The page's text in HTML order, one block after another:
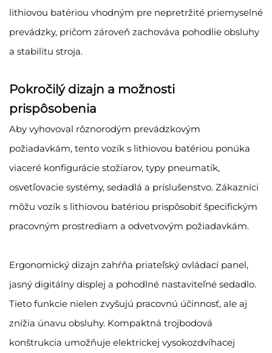
lithiovou batériou vhodným pre nepretržité priemyselné
prevádzky, pričom zároveň zachováva pohodlie obsluhy
a stabilitu stroja.
Pokročilý dizajn a možnosti
prispôsobenia
Aby vyhovoval rôznorodým prevádzkovým
požiadavkám, tento vozík s lithiovou batériou ponúka
viaceré konfigurácie stožiarov, typy pneumatík,
osvetľovacie systémy, sedadlá a príslušenstvo. Zákazníci
môžu vozík s lithiovou batériou prispôsobiť špecifickým
pracovným prostrediam a odvetvovým požiadavkám.
Ergonomický dizajn zahŕňa priateľský ovládací panel,
jasný digitálny displej a pohodlné nastaviteľné sedadlo.
Tieto funkcie nielen zvyšujú pracovnú účinnosť, ale aj
znížia únavu obsluhy. Kompaktná trojbodová
konštrukcia umožňuje elektrickej vysokozdvíhacej